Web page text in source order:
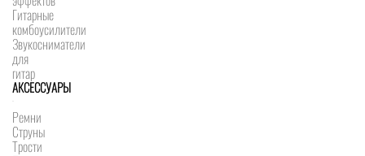
Гитарные
комбоусилители
Звукосниматели
для
гитар
АКСЕССУАРЫ
Ремни
Струны
Трости